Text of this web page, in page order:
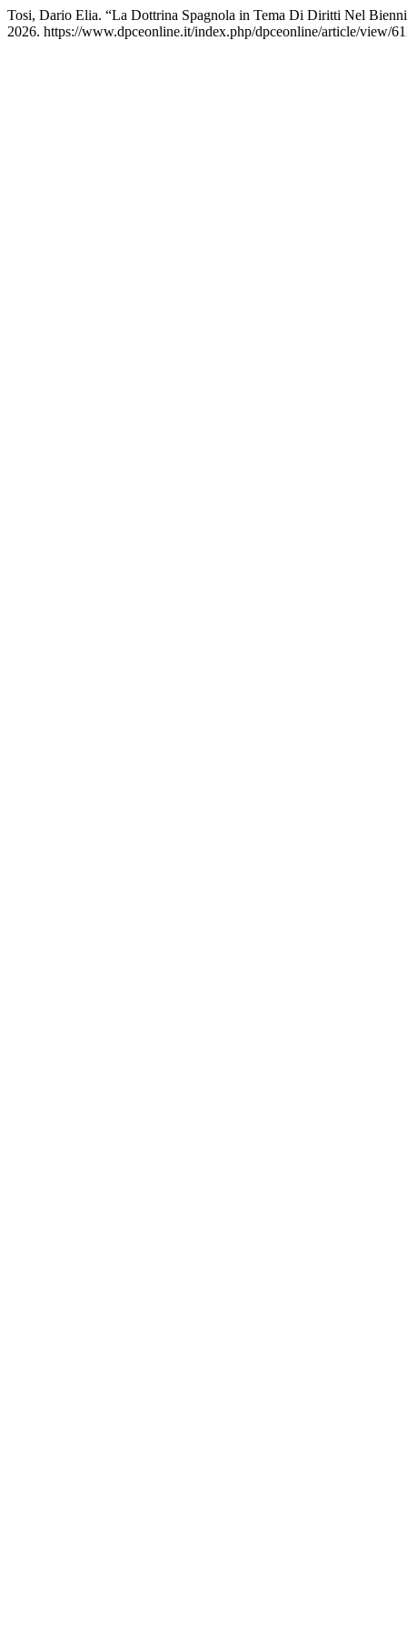
Tosi, Dario Elia. “La Dottrina Spagnola in Tema Di Diritti Nel
2026. https://www.dpceonline.it/index.php/dpceonline/article/view/